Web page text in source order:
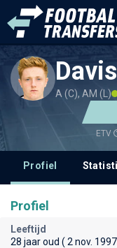
A (C), AM (L)
ETV
Profiel
Profiel
Leeftijd
28 jaar oud ( 2 nov.